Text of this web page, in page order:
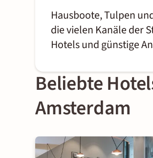
Hausboote, Tulpen
die vielen Kanäle der
Hotels und günstige
Beliebte
Amsterdam